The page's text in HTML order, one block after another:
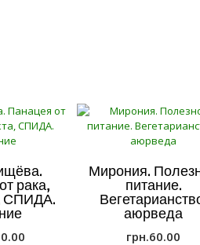
рака,
СПИДА.
Мирония.
питание.
аюрведа
грн.60.00